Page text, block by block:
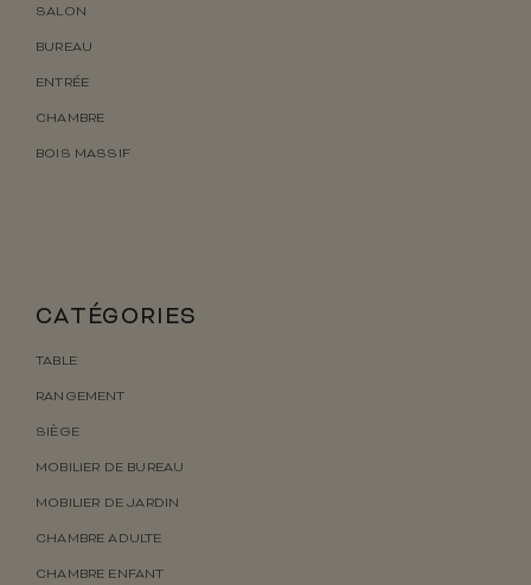
SALON
BUREAU
ENTRÉE
CHAMBRE
BOIS MASSIF
CATÉGORIES
TABLE
RANGEMENT
SIÈGE
MOBILIER DE BUREAU
MOBILIER DE JARDIN
CHAMBRE ADULTE
CHAMBRE ENFANT